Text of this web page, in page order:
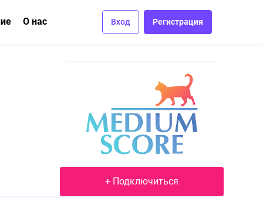
О нас Вход Регистрация
+ Подключиться